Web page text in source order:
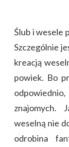
Ślub i wesele
Szczególnie
kreacją
powiek. Bo
znajomych.
weselną nie
odrobina